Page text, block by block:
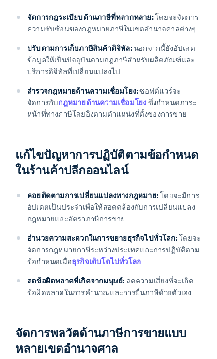
จัดการกฎระเบียบด้านภาษีที่หลากหลาย:โดยจะจัดการ
ความซับซ้อนของกฎหมายภาษีในเขตอํานาจศาลต่างๆ
ปรับตามการเก็บภาษีสินค้าดิจิทัล:นอกจากนี้ยังอัปเดต
ข้อมูลให้เป็นปัจจุบันตามกฎภาษีสําหรับผลิตภัณฑ์และ
บริการดิจิทัลที่เปลี่ยนแปลงไป
สํารวจกฎหมายด้านความเชื่อมโยง:ซอฟต์แวร์จะ
จัดการกับกฎหมายด้านความเชื่อมโยง ซึ่งกําหนดภาระ
หน้าที่ทางภาษีโดยอิงตามตำแหน่งที่ตั้งของการขาย
แก้ไขปัญหาการปฏิบัติตามข้อกําหนด
ในร้านค้าปลีกออนไลน์
คอยติดตามการเปลี่ยนแปลงทางกฎหมาย:โดยจะมีการ
อัปเดตเป็นประจําเพื่อให้สอดคล้องกับการเปลี่ยนแปลง
กฎหมายและอัตราภาษีการขาย
อํานวยความสะดวกในการขยายธุรกิจไปทั่วโลก:โดยจะ
จัดการกฎหมายภาษีระหว่างประเทศและการปฏิบัติตาม
ข้อกําหนดเมื่อธุรกิจเติบโตไปทั่วโลก
ลดข้อผิดพลาดที่เกิดจากมนุษย์: ลดความเสี่ยงที่จะเกิด
ข้อผิดพลาดในการคํานวณและการยื่นภาษีด้วยตัวเอง
จัดการพลวัตด้านภาษีการขายแบบ
หลายเขตอำนาจศาล